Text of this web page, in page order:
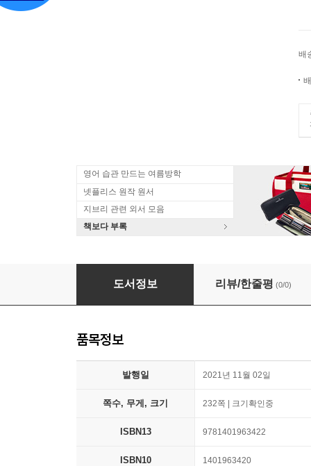
배
영어 습관 만드는 여름방학
넷플리스 원작 원서
지브리 관련 외서 모음
책보다 부록
The High 5 Daily Journal
도서정보 리뷰/한줄평 (0/0)
품목정보
발행일 2021년 11월 02일
쪽수, 무게, 크기 232쪽 | 크기확인중
ISBN13 9781401963422
ISBN10 1401963420